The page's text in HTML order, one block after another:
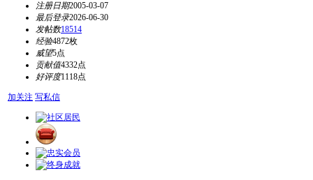
注册日期2005-03-07
最后登录2026-06-30
发帖数18514
经验4872枚
威望5点
贡献值4332点
好评度1118点
加关注 写私信